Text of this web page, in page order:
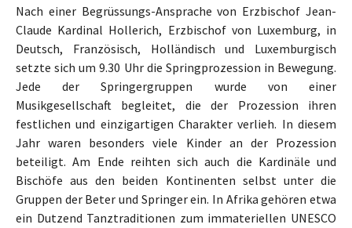
Nach einer Begrüssungs-Ansprache von Erzbischof Jean-
Claude Kardinal Hollerich, Erzbischof von Luxemburg, in
Deutsch, Französisch, Holländisch und Luxemburgisch
setzte sich um 9.30 Uhr die Springprozession in Bewegung.
Jede der Springergruppen wurde von einer
Musikgesellschaft begleitet, die der Prozession ihren
festlichen und einzigartigen Charakter verlieh. In diesem
Jahr waren besonders viele Kinder an der Prozession
beteiligt. Am Ende reihten sich auch die Kardinäle und
Bischöfe aus den beiden Kontinenten selbst unter die
Gruppen der Beter und Springer ein. In Afrika gehören etwa
ein Dutzend Tanztraditionen zum immateriellen UNESCO